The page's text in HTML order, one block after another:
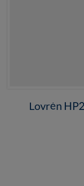
Lovrén